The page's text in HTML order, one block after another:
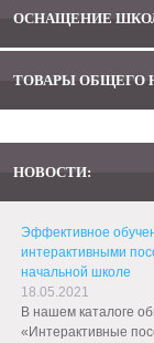
ОСНАЩЕНИЕ
ТОВАРЫ ОБЩЕГО
НОВОСТИ:
Эффективное
интерактивными
начальной школе
18.05.2021
В нашем каталоге
«Интерактивные